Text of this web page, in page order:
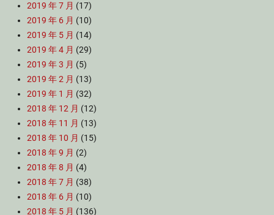
2019 年 7 月 (17)
2019 年 6 月 (10)
2019 年 5 月 (14)
2019 年 4 月 (29)
2019 年 3 月 (5)
2019 年 2 月 (13)
2019 年 1 月 (32)
2018 年 12 月 (12)
2018 年 11 月 (13)
2018 年 10 月 (15)
2018 年 9 月 (2)
2018 年 8 月 (4)
2018 年 7 月 (38)
2018 年 6 月 (10)
2018 年 5 月 (136)